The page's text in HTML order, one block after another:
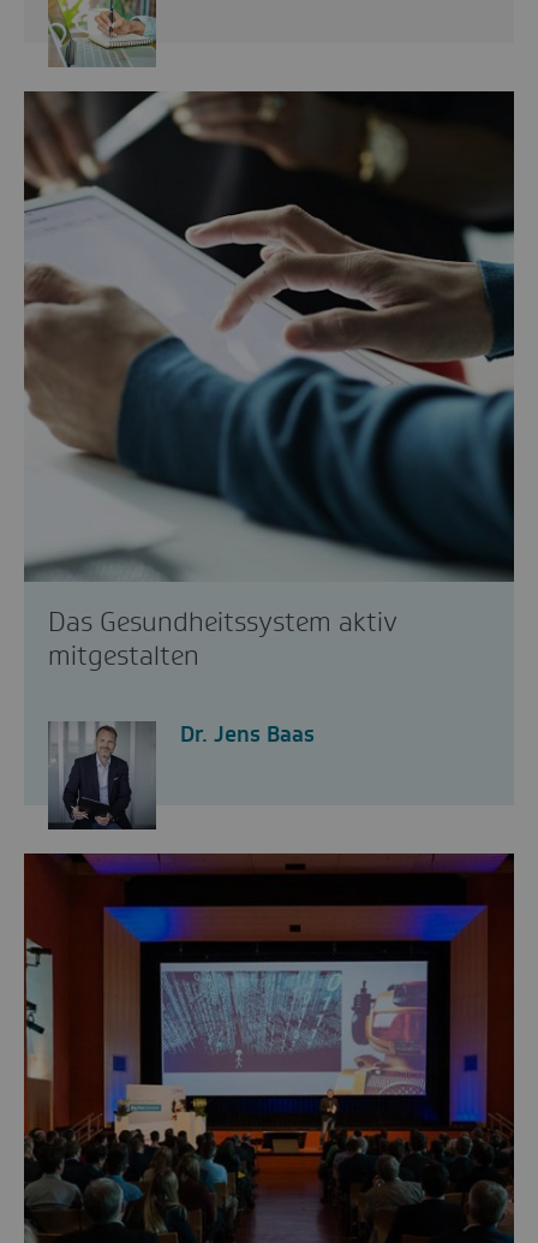
Das Gesundheitssystem aktiv
mitgestalten
Dr. Jens Baas